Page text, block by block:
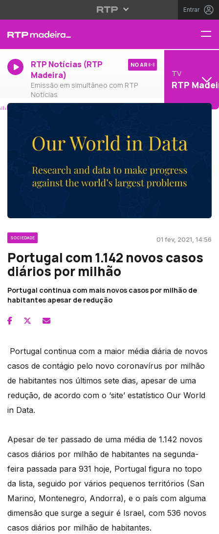
Entrar
RTP Notícias (RTP
Madeira)
Emissão em simultâneo com RTP
Notícias
NO AR
TV
RTP
SOCIEDADE 01 fev, 2021, 14:56
Portugal com 1.142 novos casos
diários por milhão
Portugal continua com mais novos casos por milhão de
habitantes apesar de redução
Portugal continua com a maior média diária de novos
casos de contágio pelo novo coronavírus por milhão
de habitantes nos últimos sete dias, apesar de uma
redução, de acordo com o ‘site’ estatístico Our World
in Data.
Apesar de ter passado de uma média de 1.142 novos
casos diários por milhão de habitantes na segunda-
feira passada para 931 hoje, Portugal figura no topo
da lista, seguido por vários pequenos territórios (San
Marino, Montenegro, Andorra), e o país com alguma
dimensão que surge a seguir é Israel, com 536 novos
casos diários por milhão de habitantes.